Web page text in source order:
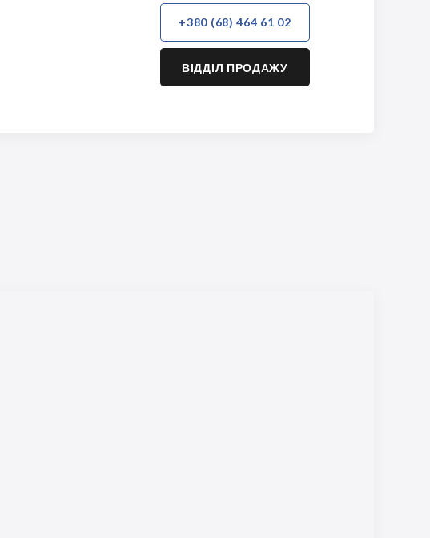
+380 (68) 464 61 02
ВІДДІЛ ПРОДАЖУ